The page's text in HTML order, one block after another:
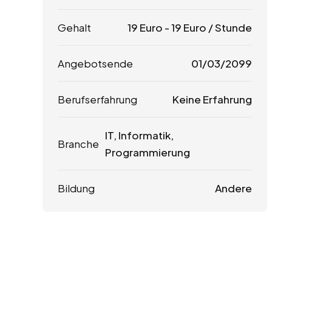
Gehalt 19 Euro -19 Euro / Stunde
Angebotsende 01/03/2099
Berufserfahrung Keine Erfahrung
Branche
IT, Informatik,
Programmierung
Bildung Andere